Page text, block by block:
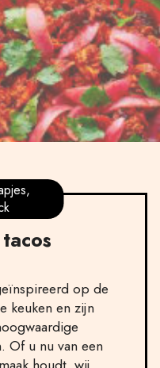
op de
keuken en zijn
Of u nu van een